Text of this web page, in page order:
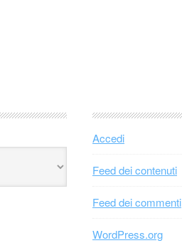
Accedi
Feed dei contenuti
Feed dei commenti
WordPress.org